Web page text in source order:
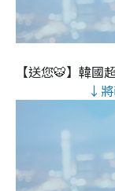
【送您🐯】韓國
↓將